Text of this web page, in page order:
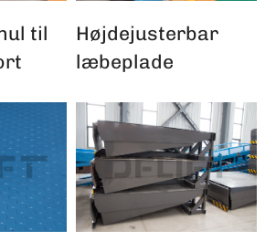
til
Højdejusterbar
læbeplade